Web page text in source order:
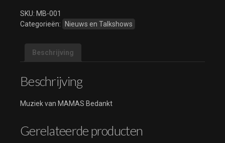
05
MAMAS
MAMAS
07
MAMAS
MAMAS
SKU: MB-001
Categorieën:
Nieuws en Talkshows
Beschrijving
Beschrijving
Muziek van MAMAS Bedankt
Gerelateerde producten